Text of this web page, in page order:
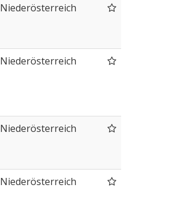
Niederösterreich
Niederösterreich
Niederösterreich
Niederösterreich